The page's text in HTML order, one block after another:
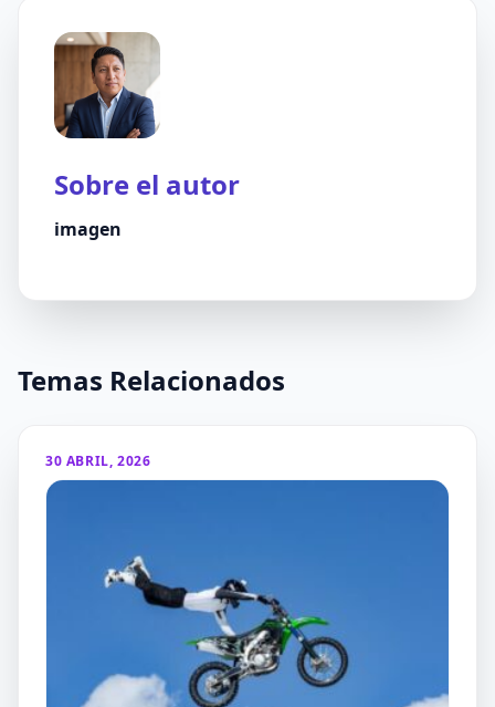
Sobre el autor
imagen
Temas Relacionados
30 ABRIL, 2026